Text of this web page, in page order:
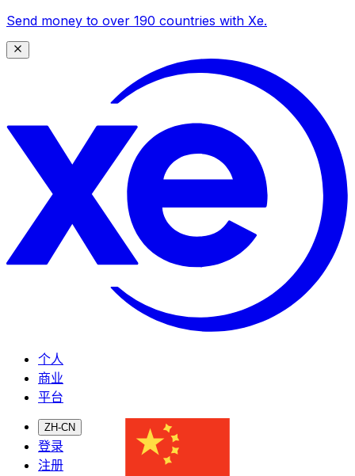
Send money to over 190 countries with Xe.
个人
商业
平台
ZH-CN
登录
注册